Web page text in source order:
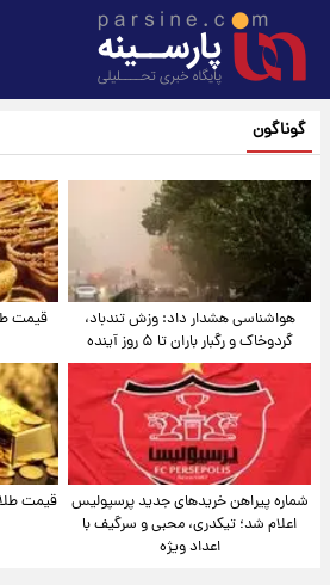
گوناگون
هواشناسی هشدار داد: وزش تندباد،
گردوخاک و رگبار باران تا ۵ روز آینده
شماره پیراهن خریدهای جدید پرسپولیس
اعلام شد؛ تیکدری، محبی و سرگیف با
اعداد ویژه